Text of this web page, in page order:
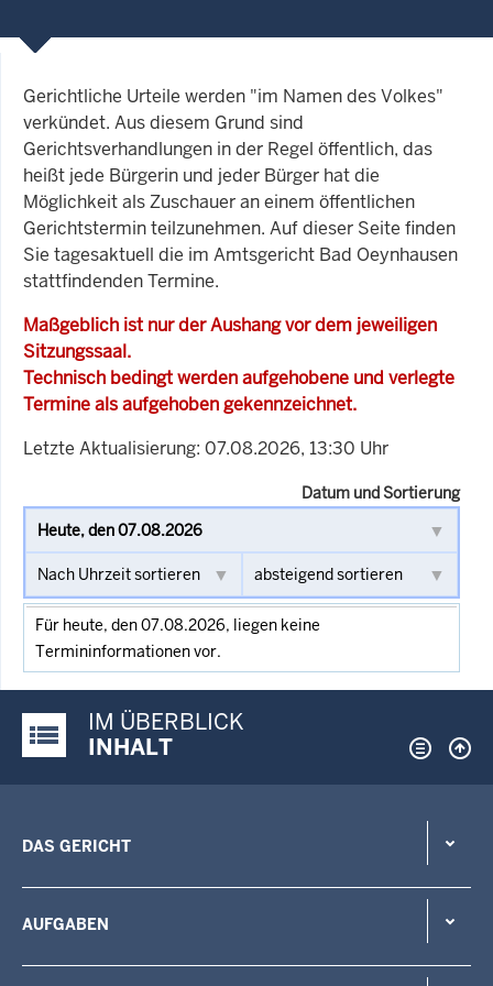
Gerichtliche Urteile werden "im Namen des Volkes"
verkündet. Aus diesem Grund sind
Gerichtsverhandlungen in der Regel öffentlich, das
heißt jede Bürgerin und jeder Bürger hat die
Möglichkeit als Zuschauer an einem öffentlichen
Gerichtstermin teilzunehmen. Auf dieser Seite finden
Sie tagesaktuell die im Amtsgericht Bad Oeynhausen
stattfindenden Termine.
Maßgeblich ist nur der Aushang vor dem jeweiligen
Sitzungssaal.
Technisch bedingt werden aufgehobene und verlegte
Termine als aufgehoben gekennzeichnet.
Letzte Aktualisierung: 07.08.2026, 13:30 Uhr
Datum und Sortierung
Für heute, den 07.08.2026, liegen keine
Termininformationen vor.
Justiz-Portal im Überblick:
IM ÜBERBLICK
INHALT
DAS GERICHT
AUFGABEN